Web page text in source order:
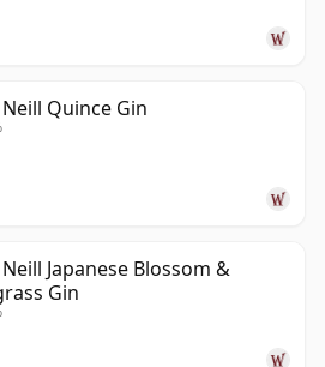
Quince Gin
Japanese Blossom &
Gin